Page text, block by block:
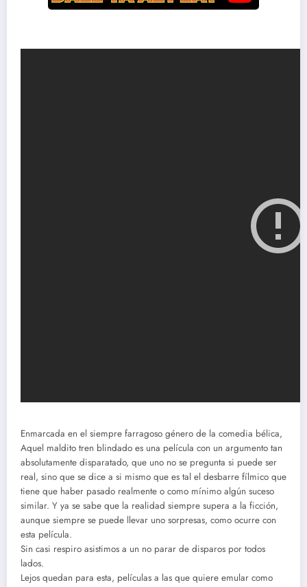
Enmarcada en el siempre farragoso género de la comedia bélica,
Aquel maldito tren blindado es una película con un argumento tan
absolutamente disparatado, que uno no se pregunta si puede ser
real, sino que se dice a si mismo que es tal el desbarre fílmico que
tiene que haber pasado realmente o como mínimo algún suceso
similar. Y ya se sabe que la realidad siempre supera a la ficción,
aunque siempre se puede llevar uno sorpresas, como ocurre con
esta película.
Sin casi respiro asistimos a un no parar de disparos por todos
lados.
Lejos quedan para esta, películas a las que quiere emular como